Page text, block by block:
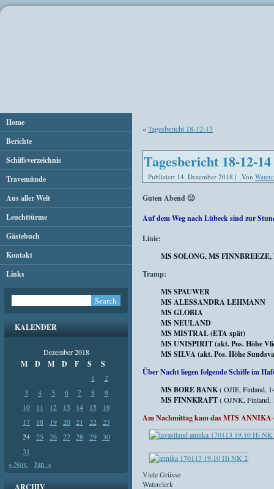
Home
Berichte
Schiffsverzeichnis
Travemünde
Aus aller Welt
Leuchttürme
Gästebuch
Kontakt
Links
KALENDER
Dezember 2018
M D M D F S S
1
2
3
4 5 6 7 8
9
10
11 12 13 14 15
16
17
18 19 20 21 22
23
24
25 26 27 28 29
30
31
« Nov.
Jan. »
ARCHIV
«Tagesbericht 18-12-13
Tagesbericht 18-12-14
Publiziert 14. Dezember 2018 | Von
Guten Abend 🙂
Auf dem Weg nach Lübeck sind zur
Linie:
MS SOLONG, MS
Tramp:
MS SPAUWER
MS ALESSANDRA LEHMANN
MS GLOBIA
MS NEULAND
MS MISTRAL (ETA spät)
MS UNISPIRIT (akt. Pos. Höhe
MS SILVA (akt. Pos. Höhe
Über Nacht liegen folgende Schiffe im
MS BORE BANK( OJIE, Finland,
MS FINNKRAFT( OJNK, Finland,
Am Nachmittag kam das MTS ANNIKA
Viele Grüsse
Waterclerk